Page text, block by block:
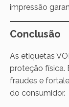
impressão
Conclusão
As etiquetas
proteção física.
fraudes e
do consumidor.